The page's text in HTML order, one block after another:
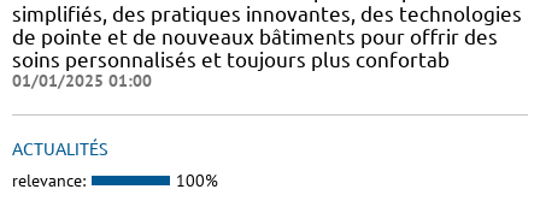
simplifiés, des pratiques innovantes, des technologies
de pointe et de nouveaux bâtiments pour offrir des
soins personnalisés et toujours plus confortab
01/01/2025 01:00
ACTUALITÉS
relevance: 100%